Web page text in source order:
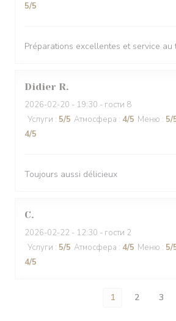
5/5
Préparations excellentes et service au
Didier R
2026-02-20 - 19:30 - гости 8
Услуги : 5/5 Атмосфера : 4/5 Меню : 5/
4/5
Toujours aussi délicieux
C
2026-02-22 - 12:30 - гости 2
Услуги : 5/5 Атмосфера : 4/5 Меню : 5/
4/5
1 2 3